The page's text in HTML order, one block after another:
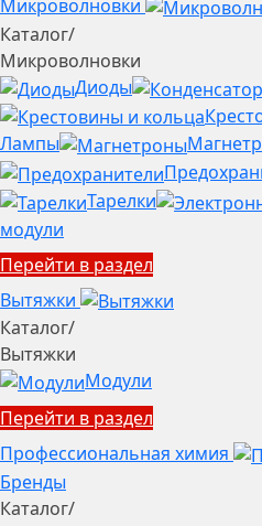
Микроволновки
Каталог/
Микроволновки
Диоды
Лампы
Тарелки
модули
Перейти в раздел
Вытяжки
Каталог/
Вытяжки
Модули
Перейти в раздел
Профессиональная химия
Бренды
Каталог/